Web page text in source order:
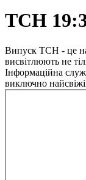
ТСН
Випуск ТСН - це
висвітлюють не
Інформаційна
виключно